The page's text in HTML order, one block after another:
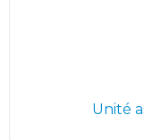
Unité